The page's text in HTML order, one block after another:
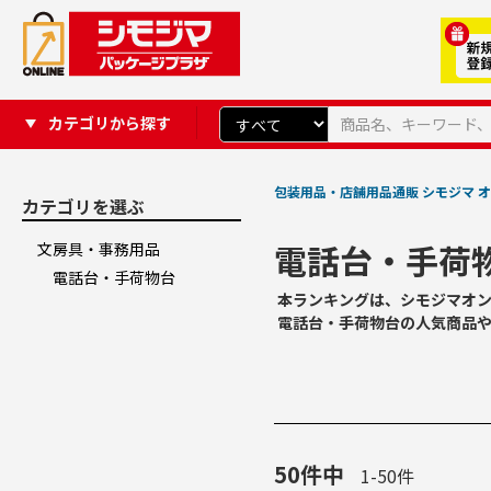
カテゴリから探す
カテゴリを選ぶ
文房具・事務用品
電話台・手荷物台
包装用品・店舗用品通販 シモジマ
電話台・手荷
本ランキングは、シモジマオ
電話台・手荷物台の人気商品
50件中 1-50件